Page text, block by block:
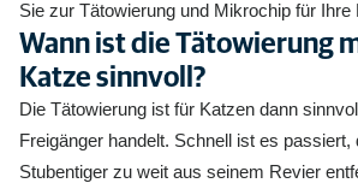
Sie zur Tätowierung und Mikrochip für Ihre
Wann ist die Tätowierung
Katze sinnvoll?
Die Tätowierung ist für Katzen dann
Freigänger handelt. Schnell ist es
Stubentiger zu weit aus seinem Revier